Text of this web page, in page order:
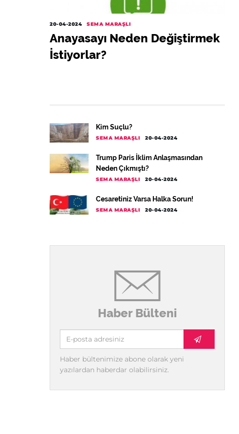
20-04-2024 SEMA MARAŞLI
Anayasayı Neden Değiştirmek
İstiyorlar?
Kim Suçlu?
SEMA MARAŞLI 20-04-2024
Trump Paris İklim Anlaşmasından
Neden Çıkmıştı?
SEMA MARAŞLI 20-04-2024
Cesaretiniz Varsa Halka Sorun!
SEMA MARAŞLI 20-04-2024
Haber Bülteni
Haber bültenimize abone olarak yeni
yazılardan haberdar olabilirsiniz.